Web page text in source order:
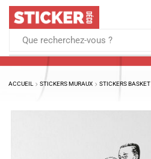
Que recherchez-vous ?
ACCUEIL STICKERS MURAUX STICKERS BASKET